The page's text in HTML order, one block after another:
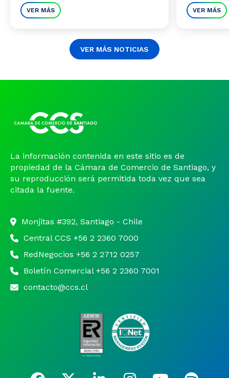
VER MÁS VER MÁS
VER MÁS NOTICIAS
La información contenida en este sitio es de
propiedad de la Cámara de Comercio de Santiago, y
su reproducción será permitida toda vez que sea
citada la fuente.
Monjitas #392, Santiago - Chile
Central CCS +56 2 2360 7000
RedNegocios +56 2 2712 0257
Boletín Comercial +56 2 2360 7001
contacto@ccs.cl